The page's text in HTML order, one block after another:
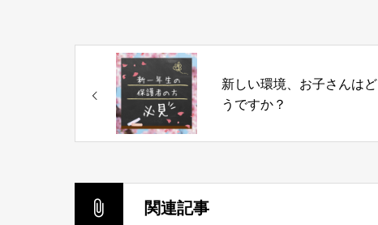
新しい環境、お子さんはど
うですか？
関連記事